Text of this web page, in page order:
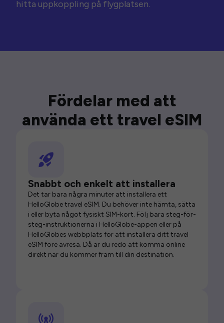
hitta uppkoppling på flygplatsen.
Fördelar med att
använda ett travel eSIM
Snabbt och enkelt att installera
Det tar bara några minuter att installera ett
HelloGlobe travel eSIM. Du behöver inte hämta, sätta
i eller byta något fysiskt SIM-kort. Följ bara steg-för-
steg-instruktionerna i HelloGlobe-appen eller på
HelloGlobes webbplats för att installera ditt travel
eSIM före avresa. Då är du redo att komma online
direkt när du kommer fram till din destination.